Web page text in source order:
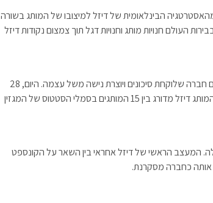
הבינלאומית של דיזל למיצובו של המותג בשורה
העולם חנויות מותג וחנויות דגל תוך צמצום נקודות דיזל
חברת דיזל האיטלקית הוקמה בשנות ה-80 על-ידי רנצו רוסו. הוא רצה להקים חברה שלוקחת סיכונים ויוצרת נישה משל עצמה. היום, 28
שנים אחרי, דיזל משווק בכ-5,000 נקודות מכירה ויותר מ-250 חנויות מותג. המותג דיזל מדורג בין 15 המותגים בסמלי הסטטוס של המגזין
המעצב הראשי של דיזל אחראי בין השאר על הקונספט